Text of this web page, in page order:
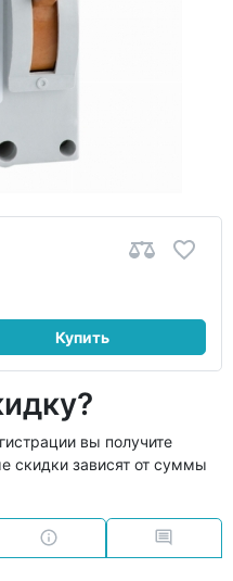
Купить
вы получите
скидки зависят от суммы